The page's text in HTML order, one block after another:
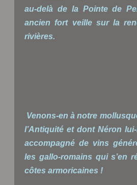
au-delà de la Pointe de
ancien fort veille sur la
rivières.
Venons-en à notre
l’Antiquité et dont Néron
accompagné de vins
les gallo-romains qui s’en
côtes armoricaines !